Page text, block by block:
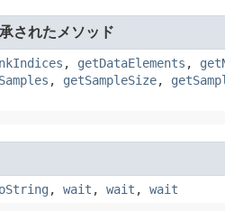
されたメソッド
, getDataElements ,
, getSampleSize,
, wait , wait , wait